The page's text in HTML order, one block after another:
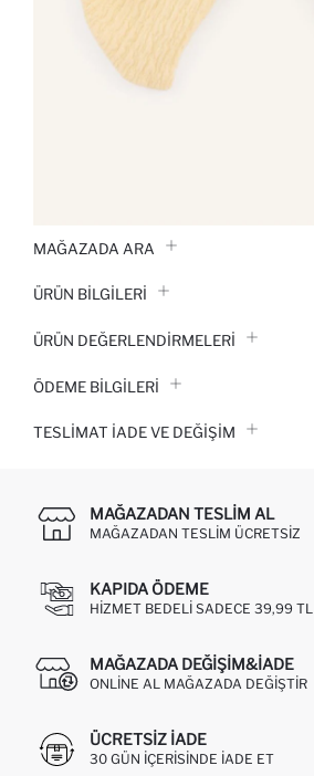
MAĞAZADA ARA
ÜRÜN BILGILERI
ÜRÜN DEĞERLENDİRMELERİ
ÖDEME BİLGİLERİ
TESLIMAT İADE VE DEĞIŞIM
MAĞAZADAN TESLIM AL
MAĞAZADAN TESLIM ÜCRETSIZ
KAPIDA ÖDEME
HIZMET BEDELI SADECE 39,99 TL
MAĞAZADA DEĞIŞIM&İADE
ONLINE AL MAĞAZADA DEĞIŞTIR
ÜCRETSIZ IADE
30 GÜN IÇERISINDE IADE ET